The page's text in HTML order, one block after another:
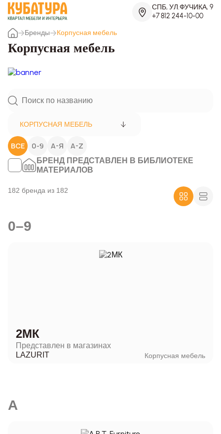
СПБ, УЛ.ФУЧИКА, 9
+7 812 244-10-00
Бренды
Корпусная мебель
Корпусная мебель
КОРПУСНАЯ МЕБЕЛЬ
ВСЕ 0-9 А-Я A-Z
БРЕНД ПРЕДСТАВЛЕН В БИБЛИОТЕКЕ
МАТЕРИАЛОВ
182 бренда из 182
0–9
2МК
Представлен в магазинах
LAZURIT
Корпусная мебель
A